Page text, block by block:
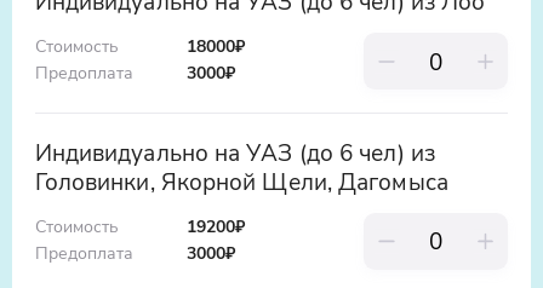
Стоимость
Предоплата
18000₽
3000₽
Индивидуально на УАЗ (до 6 чел) из
Головинки, Якорной Щели, Дагомыса
Стоимость
Предоплата
19200₽
3000₽